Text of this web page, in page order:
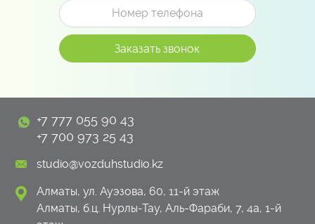
+7 777 055 90 43
+7 700 973 25 43
studio@vozduhstudio.kz
Алматы, ул. Ауэзова, 60, 11-й этаж
Алматы, б.ц. Нурлы-Тау, Аль-Фараби, 7, 4а, 1-й